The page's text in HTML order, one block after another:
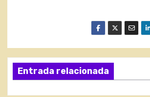
Entrada relacionada